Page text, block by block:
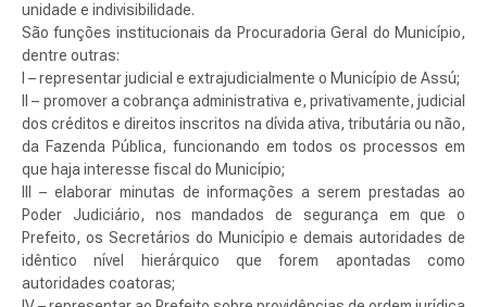
unidade e indivisibilidade.
São funções institucionais da Procuradoria Geral do Município,
dentre outras:
I – representar judicial e extrajudicialmente o Município de Assú;
II – promover a cobrança administrativa e, privativamente, judicial
dos créditos e direitos inscritos na dívida ativa, tributária ou não,
da Fazenda Pública, funcionando em todos os processos em
que haja interesse fiscal do Município;
III – elaborar minutas de informações a serem prestadas ao
Poder Judiciário, nos mandados de segurança em que o
Prefeito, os Secretários do Município e demais autoridades de
idêntico nível hierárquico que forem apontadas como
autoridades coatoras;